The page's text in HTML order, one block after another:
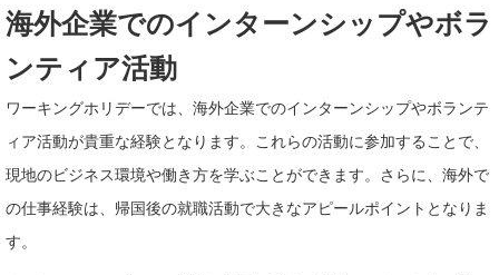
海外企業でのインターンシップやボラ
ンティア活動
ワーキングホリデーでは、海外企業でのインターンシップやボランテ
ィア活動が貴重な経験となります。これらの活動に参加することで、
現地のビジネス環境や働き方を学ぶことができます。さらに、海外で
の仕事経験は、帰国後の就職活動で大きなアピールポイントとなりま
す。